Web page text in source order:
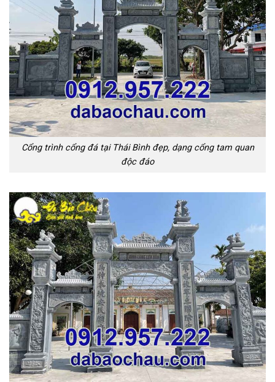
Cổng trình cổng đá tại Thái Bình đẹp, dạng cổng tam quan
độc đáo